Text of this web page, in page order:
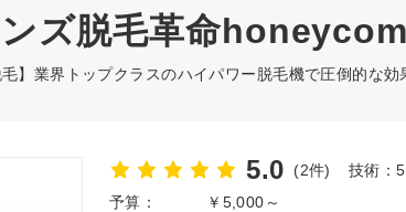
ズ脱毛革命
毛】業界トップクラスのハイパワー脱毛機で圧倒的な
5.0 (2件) 技術：
予算：
￥5,000～